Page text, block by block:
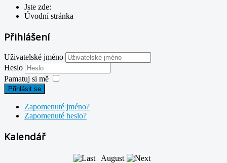
Jste zde:
Úvodní stránka
Přihlášení
Uživatelské jméno
Heslo
Pamatuj si mě
Přihlásit se
Zapomenuté jméno?
Zapomenuté heslo?
Kalendář
August